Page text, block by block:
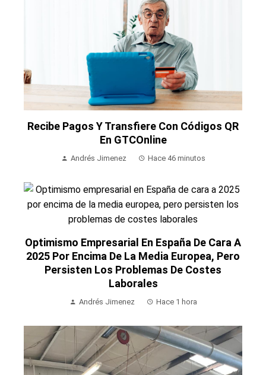
Recibe Pagos Y Transfiere Con Códigos QR
En GTCOnline
Andrés Jimenez Hace 46 minutos
Optimismo Empresarial En España De Cara A
2025 Por Encima De La Media Europea, Pero
Persisten Los Problemas De Costes
Laborales
Andrés Jimenez Hace 1 hora